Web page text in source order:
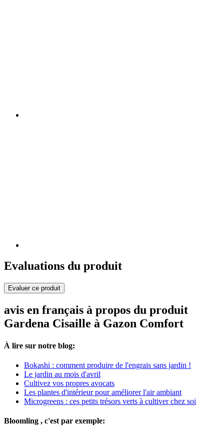
Evaluations du produit
Evaluer ce produit
avis en français à propos du produit
Gardena Cisaille à Gazon Comfort
À lire sur notre blog:
Bokashi : comment produire de l'engrais sans jardin !
Le jardin au mois d'avril
Cultivez vos propres avocats
Les plantes d'intérieur pour améliorer l'air ambiant
Microgreens : ces petits trésors verts à cultiver chez soi
Bloomling , c'est par exemple: